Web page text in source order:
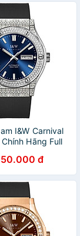
I&W Carnival
Hãng Full
Dây Silicon Cao
(Máy Cơ Tự
đ